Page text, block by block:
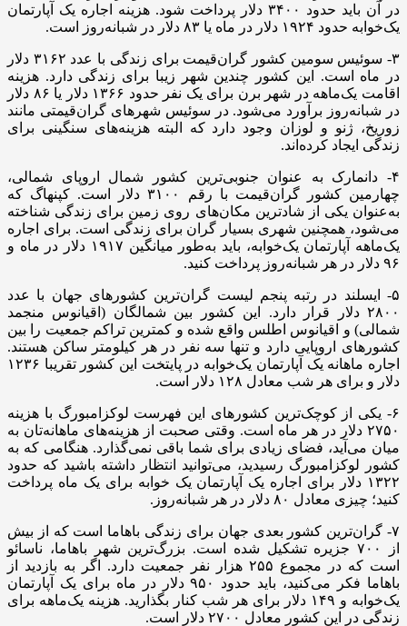
در آن باید حدود ۳۴۰۰ دلار پرداخت شود. هزینه اجاره یک آپارتمان
یک‌خوابه حدود ۱۹۲۴ دلار در ماه یا ۸۳ دلار در شبانه‌روز است.
۳- سوئیس سومین کشور گران‌قیمت برای زندگی با عدد ۳۱۶۲ دلار
در ماه است. این کشور چندین شهر زیبا برای زندگی دارد. هزینه
اقامت یک‌ماهه در شهر برن برای یک نفر حدود ۱۳۶۶ دلار یا ۸۶ دلار
در شبانه‌روز برآورد می‌شود. در سوئیس شهر‌های گران‌قیمتی مانند
زوریخ، ژنو و لوزان وجود دارد که البته هزینه‌های سنگینی برای
زندگی ایجاد کرده‌اند.
۴- دانمارک به عنوان جنوبی‌ترین کشور شمال اروپای شمالی،
چهارمین کشور گران‌قیمت با رقم ۳۱۰۰ دلار است. کپنهاگ که
به‌عنوان یکی از شادترین مکان‌های روی زمین برای زندگی شناخته
می‌شود، همچنین شهری بسیار گران برای زندگی است. برای اجاره
یک‌ماهه آپارتمان یک‌خوابه، باید به‌طور میانگین ۱۹۱۷ دلار در ماه و
۹۶ دلار در هر شبانه‌روز پرداخت کنید.
۵- ایسلند در رتبه پنجم لیست گران‌ترین کشور‌های جهان با عدد
۲۸۰۰ دلار قرار دارد. این کشور بین شمالگان (اقیانوس منجمد
شمالی) و اقیانوس اطلس واقع شده و کمترین تراکم جمعیت را بین
کشور‌های اروپایی دارد و تنها سه نفر در هر کیلومتر ساکن هستند.
اجاره ماهانه یک آپارتمان یک‌خوابه در پایتخت این کشور تقریبا ۱۲۳۶
دلار و برای هر شب معادل ۱۲۸ دلار است.
۶- یکی از کوچک‌ترین کشور‌های این فهرست لوکزامبورگ با هزینه
۲۷۵۰ دلار در هر ماه است. وقتی صحبت از هزینه‌های ماهانه‌تان به
میان می‌آید، فضای زیادی برای شما باقی نمی‌گذارد. هنگامی که به
کشور لوکزامبورگ رسیدید، می‌توانید انتظار داشته باشید که حدود
۱۳۲۲ دلار برای اجاره یک آپارتمان یک خوابه برای یک ماه پرداخت
کنید؛ چیزی معادل ۸۰ دلار در هر شبانه‌روز.
۷- گران‌ترین کشور بعدی جهان برای زندگی باهاما است که از بیش
از ۷۰۰ جزیره تشکیل شده است. بزرگ‌ترین شهر باهاما، ناسائو
است که در مجموع ۲۵۵ هزار نفر جمعیت دارد. اگر به بازدید از
باهاما فکر می‌کنید، باید حدود ۹۵۰ دلار در ماه برای یک آپارتمان
یک‌خوابه و ۱۴۹ دلار برای هر شب کنار بگذارید. هزینه یک‌ماهه برای
زندگی در این کشور معادل ۲۷۰۰ دلار است.